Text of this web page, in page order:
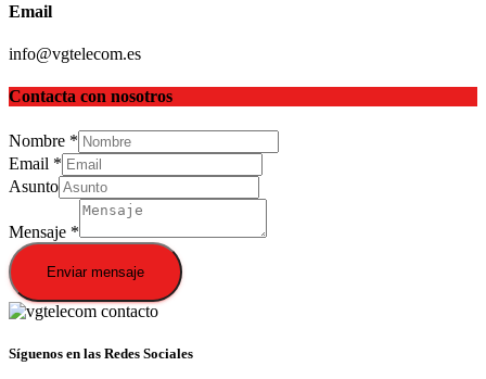
Email
info@vgtelecom.es
Contacta con nosotros
Nombre *
Email *
Asunto
Mensaje *
Enviar mensaje
Síguenos en las Redes Sociales